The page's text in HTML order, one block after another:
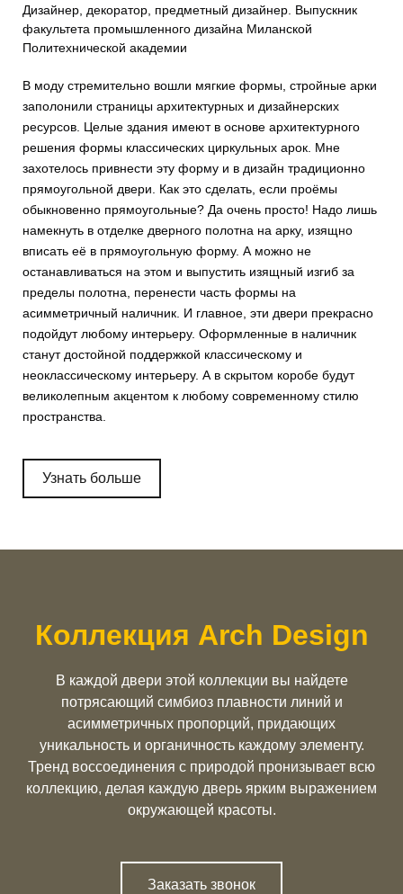
Дизайнер, декоратор, предметный дизайнер. Выпускник
факультета промышленного дизайна Миланской
Политехнической академии
В моду стремительно вошли мягкие формы, стройные арки
заполонили страницы архитектурных и дизайнерских
ресурсов. Целые здания имеют в основе архитектурного
решения формы классических циркульных арок. Мне
захотелось привнести эту форму и в дизайн традиционно
прямоугольной двери. Как это сделать, если проёмы
обыкновенно прямоугольные? Да очень просто! Надо лишь
намекнуть в отделке дверного полотна на арку, изящно
вписать её в прямоугольную форму. А можно не
останавливаться на этом и выпустить изящный изгиб за
пределы полотна, перенести часть формы на
асимметричный наличник. И главное, эти двери прекрасно
подойдут любому интерьеру. Оформленные в наличник
станут достойной поддержкой классическому и
неоклассическому интерьеру. А в скрытом коробе будут
великолепным акцентом к любому современному стилю
пространства.
Узнать больше
Коллекция Arch Design
В каждой двери этой коллекции вы найдете
потрясающий симбиоз плавности линий и
асимметричных пропорций, придающих
уникальность и органичность каждому элементу.
Тренд воссоединения с природой пронизывает всю
коллекцию, делая каждую дверь ярким выражением
окружающей красоты.
Заказать звонок